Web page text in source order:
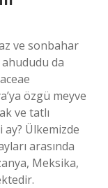
ve sonbahar
da
özgü meyve
ve tatlı
Ülkemizde
arasında
Meksika,